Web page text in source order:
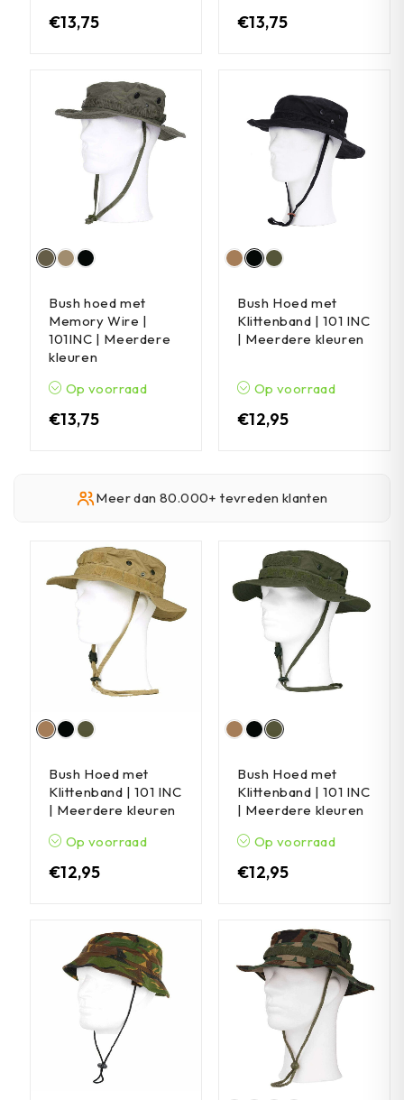
€13,75 €13,75
Bush hoed met
Memory Wire |
101INC | Meerdere
kleuren
Op voorraad
€13,75
Bush Hoed met
Klittenband | 101 INC
| Meerdere kleuren
Op voorraad
€12,95
Meer dan 80.000+ tevreden klanten
Bush Hoed met
Klittenband | 101 INC
| Meerdere kleuren
Op voorraad
€12,95
Bush Hoed met
Klittenband | 101 INC
| Meerdere kleuren
Op voorraad
€12,95